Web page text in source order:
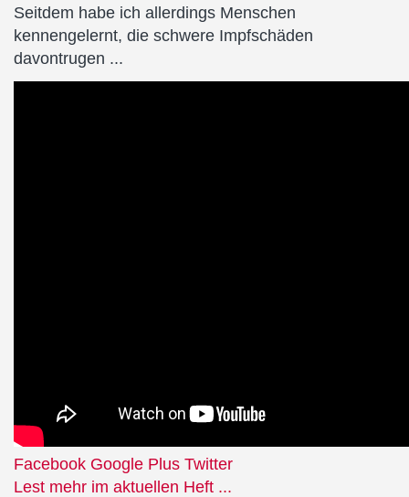
Seitdem habe ich allerdings Menschen
kennengelernt, die schwere Impfschäden
davontrugen ...
Facebook Google Plus Twitter
Lest mehr im aktuellen Heft ...